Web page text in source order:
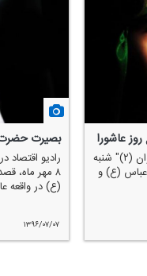
عاشورا
رادیو اقتصاد در ویژه برنامه های "اشك روان (۲)" شنبه
عباس (ع) و
بصیرت
۸ مهر ماه،
(ع) در واقعه
۱۳۹۶/۰۷/۰۷